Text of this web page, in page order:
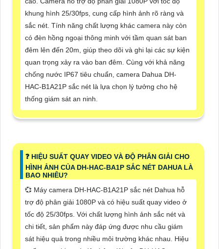
khung hình 25/30fps, cung cấp hình ảnh rõ ràng và
sắc nét. Tính năng chất lượng khác camera này còn
có đèn hồng ngoại thông minh với tầm quan sát ban
đêm lên đến 20m, giúp theo dõi và ghi lại các sự kiện
quan trọng xảy ra vào ban đêm. Cùng với khả năng
chống nước IP67 tiêu chuẩn, camera Dahua DH-
HAC-B1A21P sắc nét là lựa chọn lý tưởng cho hệ
thống giám sát an ninh.
❓ HIỆU SUẤT QUAY VIDEO VÀ ĐỘ PHÂN GIẢI CHO
HÌNH ẢNH CỦA DH-HAC-BA1P SẮC NÉT DAHUA LÀ
BAO NHIÊU?
💞 Máy camera DH-HAC-B1A21P sắc nét Dahua hỗ
trợ độ phân giải 1080P và có hiệu suất quay video ở
tốc độ 25/30fps. Với chất lượng hình ảnh sắc nét và
chi tiết, sản phẩm này đáp ứng được nhu cầu giám
sát hiệu quả trong nhiều môi trường khác nhau. Hiệu